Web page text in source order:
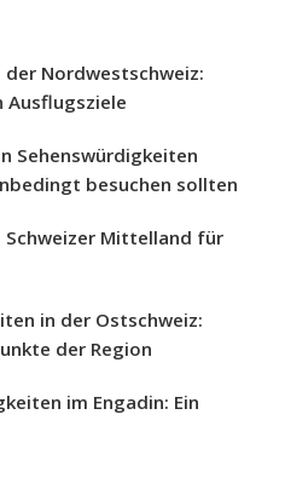
Nordwestschweiz:
Ausflugsziele
Sehenswürdigkeiten
besuchen sollten
Mittelland für
in der Ostschweiz:
der Region
im Engadin: Ein